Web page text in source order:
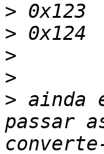
>
>
>
>
> ainda
passar